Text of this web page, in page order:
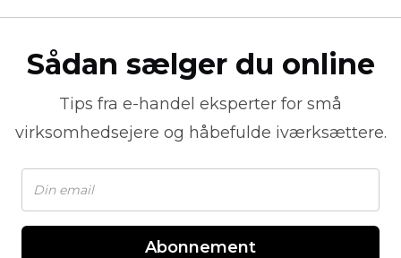
Sådan sælger du online
Tips fra e-handel eksperter for små
virksomhedsejere og håbefulde iværksættere.
Abonnement